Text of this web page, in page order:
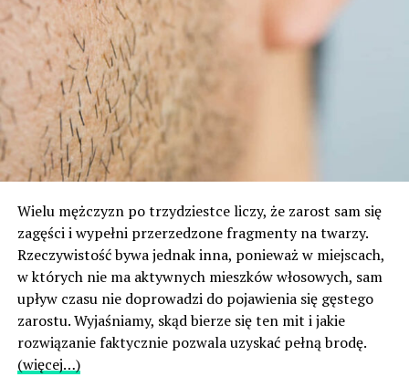
Wielu mężczyzn po trzydziestce liczy, że zarost sam się
zagęści i wypełni przerzedzone fragmenty na twarzy.
Rzeczywistość bywa jednak inna, ponieważ w miejscach,
w których nie ma aktywnych mieszków włosowych, sam
upływ czasu nie doprowadzi do pojawienia się gęstego
zarostu. Wyjaśniamy, skąd bierze się ten mit i jakie
rozwiązanie faktycznie pozwala uzyskać pełną brodę.
(więcej…)